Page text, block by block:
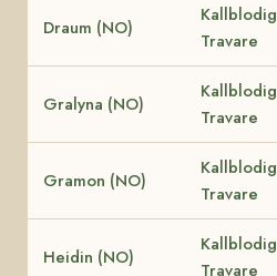
Draum (NO)
Kallblodig
Travare
Gralyna (NO)
Kallblodig
Travare
Gramon (NO)
Kallblodig
Travare
Heidin (NO)
Kallblodig
Travare